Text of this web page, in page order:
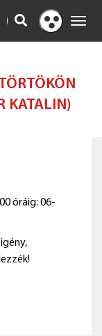
KERESÉS
Kontraszt
nézet
KATALIN)
óráig: 06-